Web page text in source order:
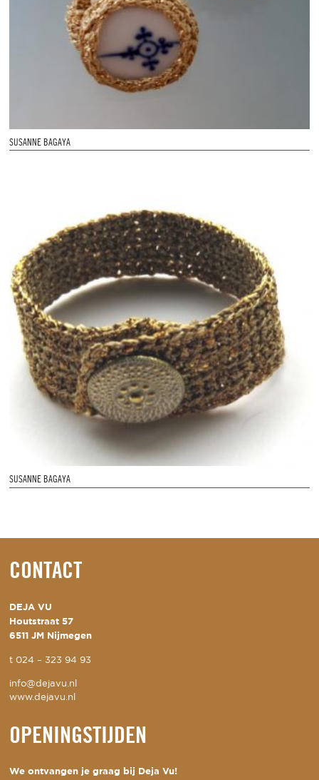
SUSANNE BAGAYA
SUSANNE BAGAYA
CONTACT
DEJA VU
Houtstraat 57
6511 JM Nijmegen
t024 – 323 94 93
info@dejavu.nl
www.dejavu.nl
OPENINGSTIJDEN
We ontvangen je graag bij Deja Vu!